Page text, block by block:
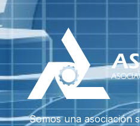
Somos una asociación